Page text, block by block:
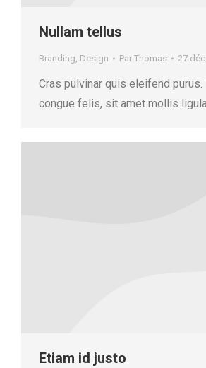
Nullam tellus
Branding, Design Par Thomas 27
Cras pulvinar quis eleifend purus.
congue felis, sit amet mollis
Etiam id justo